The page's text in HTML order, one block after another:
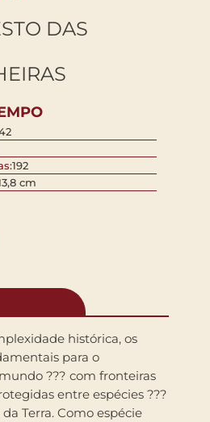
DAS
192
cm
histórica, os
para o
??? com fronteiras
entre espécies ???
Terra. Como espécie